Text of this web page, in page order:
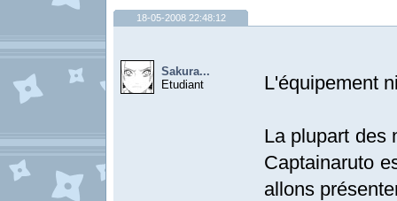
18-05-2008 22:48:12
Sakura...
Etudiant
L'équipement
La plupart des
Captainaruto
allons